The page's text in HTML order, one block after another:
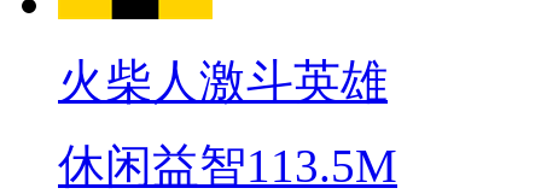
火柴人激斗英雄
休闲益智113.5M